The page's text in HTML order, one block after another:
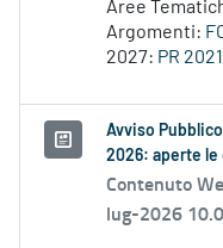
Aree
Argomenti:
2027: PR
Avviso Pubblico
2026: aperte le
Contenuto
lug-2026